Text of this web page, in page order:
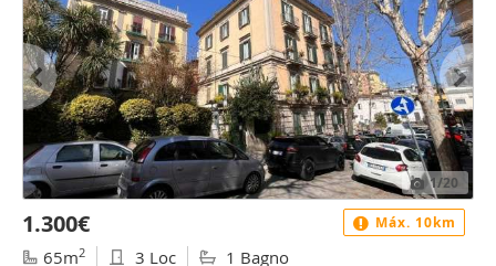
1/20
1.300€
65m2 3 Loc 1 Bagno
Máx. 10km